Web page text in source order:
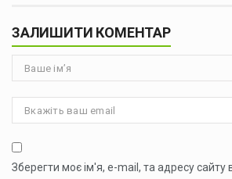
ЗАЛИШИТИ КОМЕНТАР
Зберегти моє ім'я, e-mail, та адресу сайту